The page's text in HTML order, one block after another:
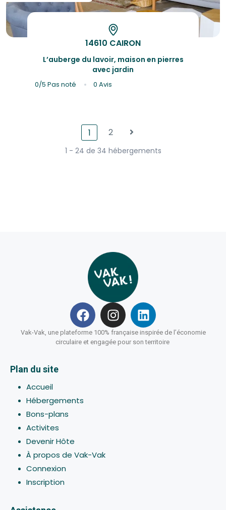
L’auberge du lavoir, maison en pierres
avec jardin
14610 CAIRON
0/5Pas noté 0 Avis
1 2
1 - 24 de 34 hébergements
Vak-Vak, une plateforme 100% française inspirée de l’économie
circulaire et engagée pour son territoire
Plan du site
Accueil
Hébergements
Bons-plans
Activites
Devenir Hôte
À propos de Vak-Vak
Connexion
Inscription